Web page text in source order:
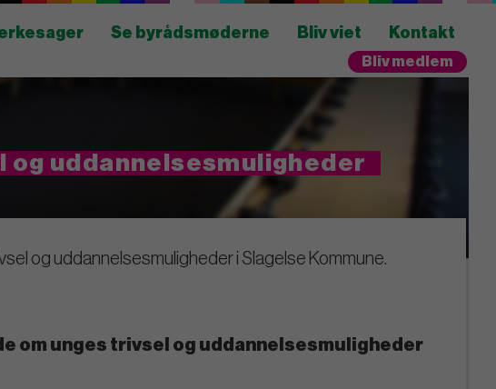
Se byrådsmøderne Bliv viet Kontakt
Bliv medlem
og uddannelsesmuligheder
og uddannelsesmuligheder i Slagelse Kommune.
om unges trivsel og uddannelsesmuligheder